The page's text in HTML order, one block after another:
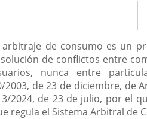
arbitraje de consumo es un
de conflictos entre
nunca entre
2003, de 23 de diciembre, de
2024, de 23 de julio, por el
regula el Sistema Arbitral de